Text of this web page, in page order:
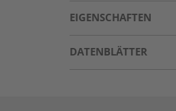
EIGENSCHAFTEN
DATENBLÄTTER